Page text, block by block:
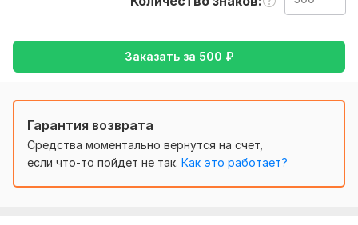
Перевод без грамматических и стилистических
Точное передание смысла каждого предложения
Быстрое выполнение (обычно в течение 1 дня)
Конфиденциальность и надёжность
Цена:
За каждые 500 слов — 25000 – 30000 сум (по
договорённости)
сейчас!
Заказать за 500 ₽
Гарантия возврата
Средства моментально вернутся на счет,
если что-то пойдет не так. Как это работает?